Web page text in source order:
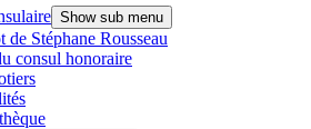
Show sub menu
de Stéphane Rousseau
consul honoraire